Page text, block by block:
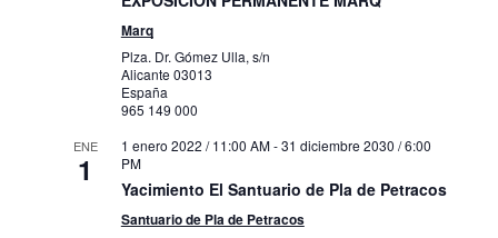
Marq
Plza. Dr. Gómez Ulla, s/n
Alicante 03013
España
965 149 000
ENE
1
1 enero 2022 / 11:00 AM-31 diciembre 2030 / 6:00
PM
Yacimiento El Santuario de Pla de Petracos
Santuario de Pla de Petracos